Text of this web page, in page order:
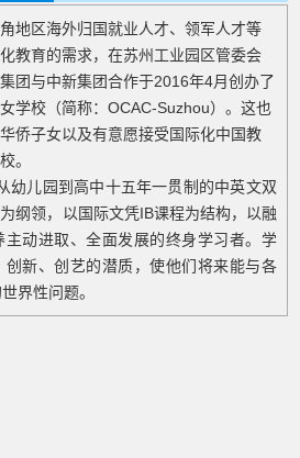
地区海外归国就业人才、领军人才等
教育的需求，在苏州工业园区管委会
团与中新集团合作于2016年4月创办了
学校（简称：OCAC-Suzhou）。这也
侨子女以及有意愿接受国际化中国教
。
幼儿园到高中十五年一贯制的中英文双
纲领，以国际文凭IB课程为结构，以融
动进取、全面发展的终身学习者。学
新、创艺的潜质，使他们将来能与各
界性问题。